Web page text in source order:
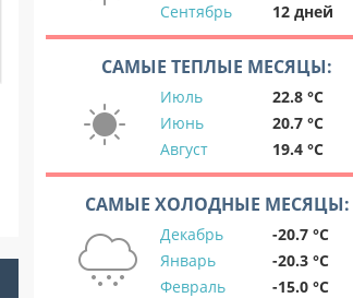
Сентябрь
12 дней
САМЫЕ ТЕПЛЫЕ МЕСЯЦЫ:
Июль
22.8 °C
Июнь
20.7 °C
Август
19.4 °C
САМЫЕ ХОЛОДНЫЕ МЕСЯЦЫ:
Декабрь
-20.7 °C
Январь
-20.3 °C
Февраль
-15.0 °C